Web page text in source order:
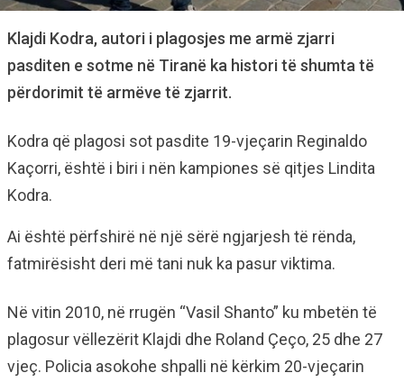
Klajdi Kodra, autori i plagosjes me armë zjarri
pasditen e sotme në Tiranë ka histori të shumta të
përdorimit të armëve të zjarrit.
Kodra që plagosi sot pasdite 19-vjeçarin Reginaldo
Kaçorri, është i biri i nën kampiones së qitjes Lindita
Kodra.
Ai është përfshirë në një sërë ngjarjesh të rënda,
fatmirësisht deri më tani nuk ka pasur viktima.
Në vitin 2010, në rrugën “Vasil Shanto” ku mbetën të
plagosur vëllezërit Klajdi dhe Roland Çeço, 25 dhe 27
vjeç. Policia asokohe shpalli në kërkim 20-vjeçarin